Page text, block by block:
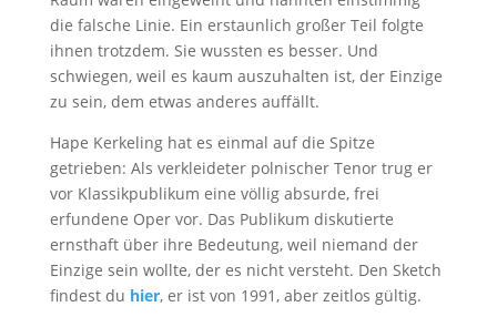
die falsche Linie. Ein erstaunlich großer Teil folgte
ihnen trotzdem. Sie wussten es besser. Und
schwiegen, weil es kaum auszuhalten ist, der Einzige
zu sein, dem etwas anderes auffällt.
Hape Kerkeling hat es einmal auf die Spitze
getrieben: Als verkleideter polnischer Tenor trug er
vor Klassikpublikum eine völlig absurde, frei
erfundene Oper vor. Das Publikum diskutierte
ernsthaft über ihre Bedeutung, weil niemand der
Einzige sein wollte, der es nicht versteht. Den Sketch
findest du hier, er ist von 1991, aber zeitlos gültig.